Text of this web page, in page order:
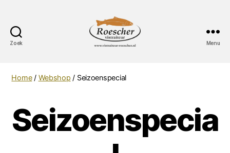
Zoek Menu
Home/ Webshop / Seizoenspecial
Seizoenspecia